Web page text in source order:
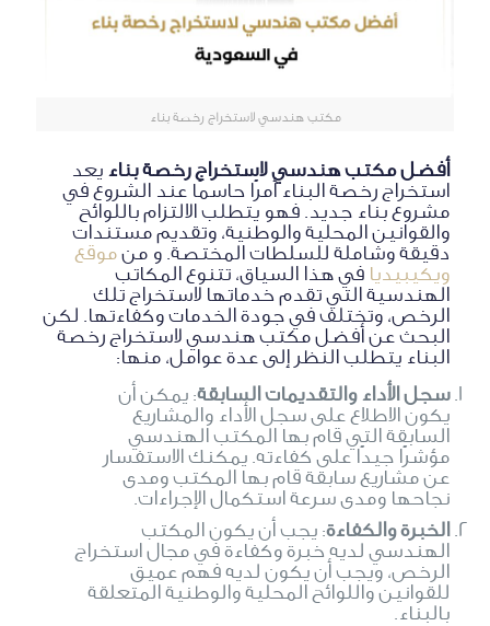
مكتب هندسي لاستخراج رخصة بناء
أفضل مكتب هندسي لاستخراج رخصة بناء يعد
استخراج رخصة البناء أمرًا حاسمًا عند الشروع في
مشروع بناء جديد. فهو يتطلب الالتزام باللوائح
والقوانين المحلية والوطنية، وتقديم مستندات
دقيقة وشاملة للسلطات المختصة. و منموقع
ويكيبيديا في هذا السياق، تتنوع المكاتب
الهندسية التي تقدم خدماتها لاستخراج تلك
الرخص، وتختلف في جودة الخدمات وكفاءتها. لكن
البحث عن أفضل مكتب هندسي لاستخراج رخصة
البناء يتطلب النظر إلى عدة عوامل، منها:
سجل الأداء والتقديمات السابقة: يمكن أن
يكون الاطلاع على سجل الأداء والمشاريع
السابقة التي قام بها المكتب الهندسي
مؤشرًا جيدًا على كفاءته. يمكنك الاستفسار
عن مشاريع سابقة قام بها المكتب ومدى
نجاحها ومدى سرعة استكمال الإجراءات.
الخبرة والكفاءة: يجب أن يكون المكتب
الهندسي لديه خبرة وكفاءة في مجال استخراج
الرخص، ويجب أن يكون لديه فهم عميق
للقوانين واللوائح المحلية والوطنية المتعلقة
بالبناء.